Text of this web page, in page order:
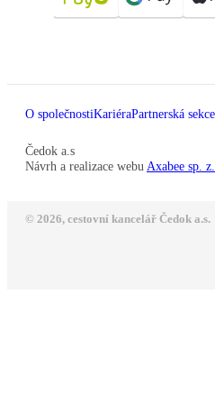
O společnostiKariéraPartnerská sekce
Čedok a.s
Návrh a realizace webu Axabee sp.
© 2026, cestovní kancelář Čedok a.s.